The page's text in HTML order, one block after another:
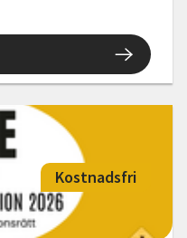
Kostnadsfri